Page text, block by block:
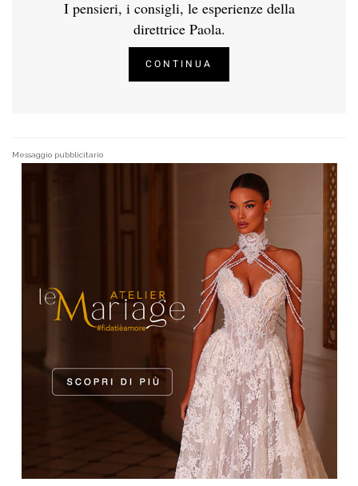
I pensieri, i consigli, le esperienze della
direttrice Paola.
CONTINUA
Messaggio pubblicitario